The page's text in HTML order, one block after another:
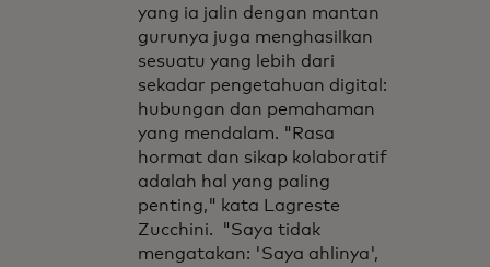
yang ia jalin dengan mantan
gurunya juga menghasilkan
sesuatu yang lebih dari
sekadar pengetahuan digital:
hubungan dan pemahaman
yang mendalam. "Rasa
hormat dan sikap kolaboratif
adalah hal yang paling
penting," kata Lagreste
Zucchini. "Saya tidak
mengatakan: 'Saya ahlinya',